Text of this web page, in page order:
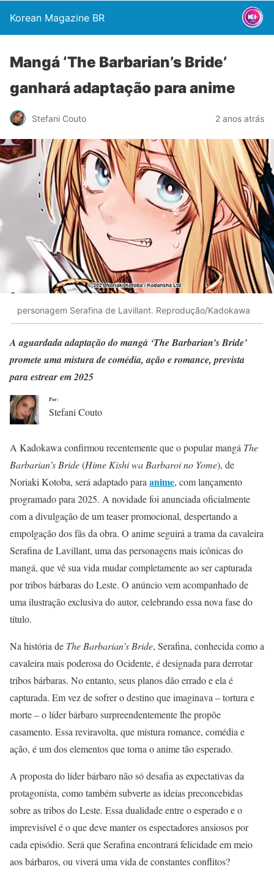
Korean Magazine BR
Mangá ‘The Barbarian’s Bride’
ganhará adaptação para anime
Stefani Couto 2 anos atrás
personagem Serafina de Lavillant. Reprodução/Kadokawa
A aguardada adaptação do mangá ‘The Barbarian’s Bride’
promete uma mistura de comédia, ação e romance, prevista
para estrear em 2025
Por:
Stefani Couto
A Kadokawa confirmou recentemente que o popular mangá The
Barbarian’s Bride(Hime Kishi wa Barbaroi no Yome), de
Noriaki Kotoba, será adaptado para anime, com lançamento
programado para 2025. A novidade foi anunciada oficialmente
com a divulgação de um teaser promocional, despertando a
empolgação dos fãs da obra. O anime seguirá a trama da cavaleira
Serafina de Lavillant, uma das personagens mais icônicas do
mangá, que vê sua vida mudar completamente ao ser capturada
por tribos bárbaras do Leste. O anúncio vem acompanhado de
uma ilustração exclusiva do autor, celebrando essa nova fase do
título.
Na história de The Barbarian’s Bride, Serafina, conhecida como a
cavaleira mais poderosa do Ocidente, é designada para derrotar
tribos bárbaras. No entanto, seus planos dão errado e ela é
capturada. Em vez de sofrer o destino que imaginava – tortura e
morte – o líder bárbaro surpreendentemente lhe propõe
casamento. Essa reviravolta, que mistura romance, comédia e
ação, é um dos elementos que torna o anime tão esperado.
A proposta do líder bárbaro não só desafia as expectativas da
protagonista, como também subverte as ideias preconcebidas
sobre as tribos do Leste. Essa dualidade entre o esperado e o
imprevisível é o que deve manter os espectadores ansiosos por
cada episódio. Será que Serafina encontrará felicidade em meio
aos bárbaros, ou viverá uma vida de constantes conflitos?